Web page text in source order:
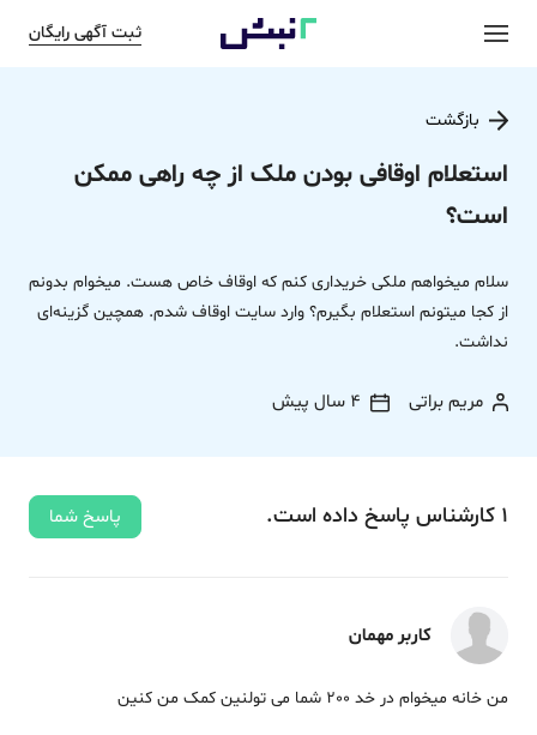
ثبت آگهی رایگان
بازگشت
استعلام اوقافی بودن ملک از چه راهی ممکن
است؟
سلام میخواهم ملکی خریداری کنم که اوقاف خاص هست. میخوام بدونم
از کجا میتونم استعلام بگیرم؟ وارد سایت اوقاف شدم. همچین گزینه‌ای
نداشت.
مریم براتی 4 سال پیش
1 کارشناس پاسخ داده‌ است. پاسخ شما
کاربر مهمان
من خانه میخوام در خد 200 شما می تولنین کمک من کنین